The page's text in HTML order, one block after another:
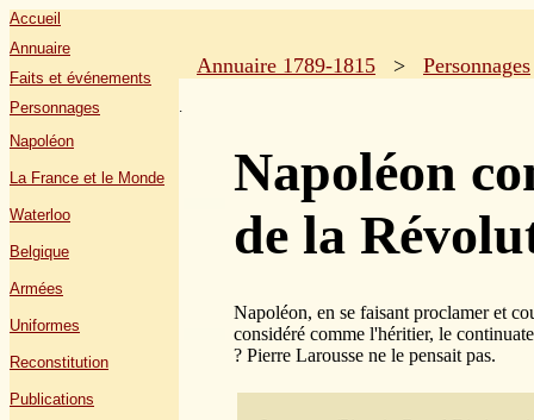
Accueil
Annuaire
Faits et événements
Personnages
Napoléon
La France et le Monde
Waterloo
Belgique
Armées
Uniformes
Reconstitution
Publications
Annuaire 1789-1815 > Personnages
.
Napoléon
de la
Napoléon, en se faisant proclamer et
considéré comme l'héritier, le
? Pierre Larousse ne le pensait pas.